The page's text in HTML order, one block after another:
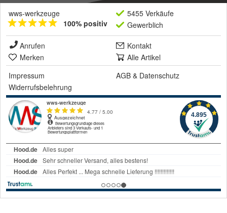
wws-werkzeuge
100% positiv
5455 Verkäufe
Gewerblich
Anrufen
Kontakt
Merken
Alle Artikel
Impressum
AGB & Datenschutz
Widerrufsbelehrung